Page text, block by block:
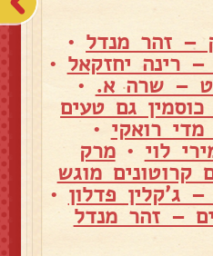
– זהר מנדל •
– רינה יחזקאל •
– שרה א. •
גם טעים
רואקי •
לוי •מרק
קרוטונים מוגש
ג'קלין פדלון •
– זהר מנדל